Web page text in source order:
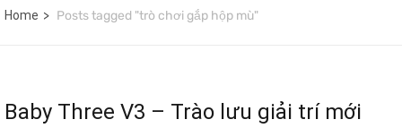
Home Posts tagged "trò chơi gắp hộp mù"
Baby Three V3 – Trào lưu giải trí mới